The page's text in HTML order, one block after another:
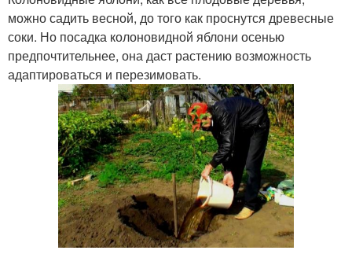
можно садить весной, до того как проснутся древесные
соки. Но посадка колоновидной яблони осенью
предпочтительнее, она даст растению возможность
адаптироваться и перезимовать.